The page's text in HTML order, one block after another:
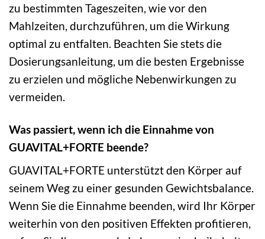
zu bestimmten Tageszeiten, wie vor den
Mahlzeiten, durchzuführen, um die Wirkung
optimal zu entfalten. Beachten Sie stets die
Dosierungsanleitung, um die besten Ergebnisse
zu erzielen und mögliche Nebenwirkungen zu
vermeiden.
Was passiert, wenn ich die Einnahme von
GUAVITAL+FORTE beende?
GUAVITAL+FORTE unterstützt den Körper auf
seinem Weg zu einer gesunden Gewichtsbalance.
Wenn Sie die Einnahme beenden, wird Ihr Körper
weiterhin von den positiven Effekten profitieren,